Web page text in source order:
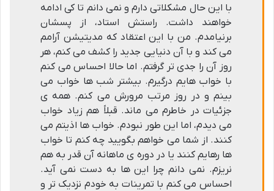
با این حال مشکلاتی دارم و نمی دانم تا کی ادامه
خواهند داشت. راستش استاد، از پسشان
برنیامدم. من با این اعتقاد که مدیتیشن آرامم
می کند و با آن دنیایی جدید را کشف می کنم، هر
روز آن را جدی تر گرفتم. اما حالا احساس می کنم
با خواب هایم درگیرم. بیشتر شب ها خواب می
بینم و در روز مرتب مرورش می کنم. همه ی
جزئیات در خاطرم می ماند. قبلاً هم زیاد خواب
می دیدم، اما این طور نبودم. خواب ها اذیتم می
کنند. از شما می خواهم بگویید چه کنم تا خواب
ها رهایم کنند یا در دوره ی ماهانه آن قدر به هم
نریزم. نمی دانم چرا این ها به دست نمی آید.
احساس می کنم با تمرینات به خودم نزدیک تر و